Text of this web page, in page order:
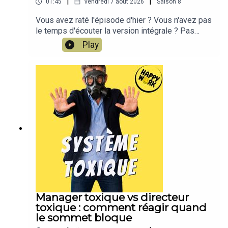
01:45 vendredi 7 août 2026 Saison 8
Vous avez raté l'épisode d'hier ? Vous n'avez pas
le temps d'écouter la version intégrale ? Pas
d'inquiétude, Happy Work LE RÉSUMÉ est là !!!En
moins de 2 minutes, l'épisode d'hier est résumé
!!!!NOUVEAU : retrouvez moi sur WhatsApp sur la
chaîne Happy Work... pas de spam, c'est gratuit et
il n'y a que du feelgood !!! :
https://whatsapp.com/channel/0029VbBSSbM6B
IEm0yskHH2gEt pour retrouver tous mes
contenus, tests, articles, vidéos : cliquez ici
Play
Manager toxique vs directeur
toxique : comment réagir quand
le sommet bloque